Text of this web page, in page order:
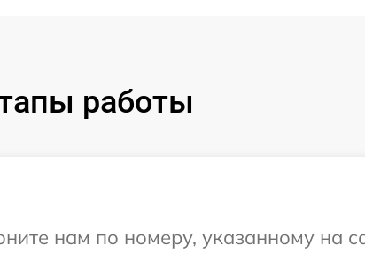
работы
нам по номеру, указанному на